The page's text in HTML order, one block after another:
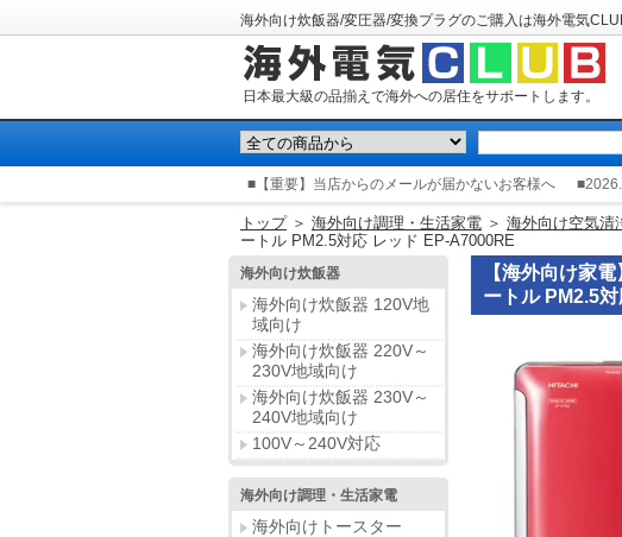
海外向け炊飯器/変圧器/変換プラグのご購入は海外電気
日本最大級の品揃えで海外への居住をサポートします。
■【重要】当店からのメールが届かないお客様へ
トップ＞ 海外向け調理・生活家電 ＞ 海外向け空気清
ートル PM2.5対応 レッド EP-A7000RE
海外向け炊飯器
海外向け炊飯器 120V地
域向け
海外向け炊飯器 220V～
230V地域向け
海外向け炊飯器 230V～
240V地域向け
100V～240V対応
海外向け調理・生活家電
海外向けトースター
【海外向け家
ートル PM2.5